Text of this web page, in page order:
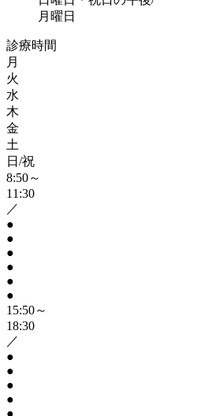
月曜日
診療時間
月
火
水
木
金
土
日/祝
8:50～
11:30
／
●
●
●
●
●
●
15:50～
18:30
／
●
●
●
●
●